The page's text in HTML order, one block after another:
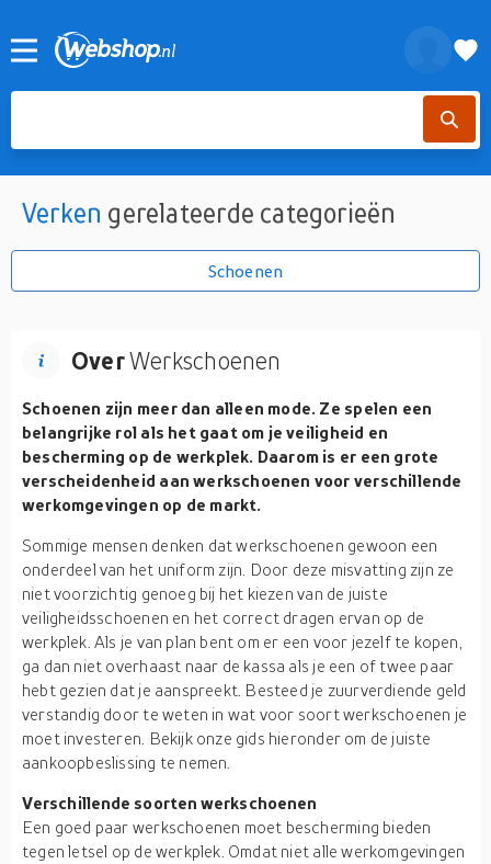
Verken gerelateerde categorieën
Schoenen
OverWerkschoenen
Schoenen zijn meer dan alleen mode. Ze spelen een
belangrijke rol als het gaat om je veiligheid en
bescherming op de werkplek. Daarom is er een grote
verscheidenheid aan werkschoenen voor verschillende
werkomgevingen op de markt.
Sommige mensen denken dat werkschoenen gewoon een
onderdeel van het uniform zijn. Door deze misvatting zijn ze
niet voorzichtig genoeg bij het kiezen van de juiste
veiligheidsschoenen en het correct dragen ervan op de
werkplek. Als je van plan bent om er een voor jezelf te kopen,
ga dan niet overhaast naar de kassa als je een of twee paar
hebt gezien dat je aanspreekt. Besteed je zuurverdiende geld
verstandig door te weten in wat voor soort werkschoenen je
moet investeren. Bekijk onze gids hieronder om de juiste
aankoopbeslissing te nemen.
Verschillende soorten werkschoenen
Een goed paar werkschoenen moet bescherming bieden
tegen letsel op de werkplek. Omdat niet alle werkomgevingen